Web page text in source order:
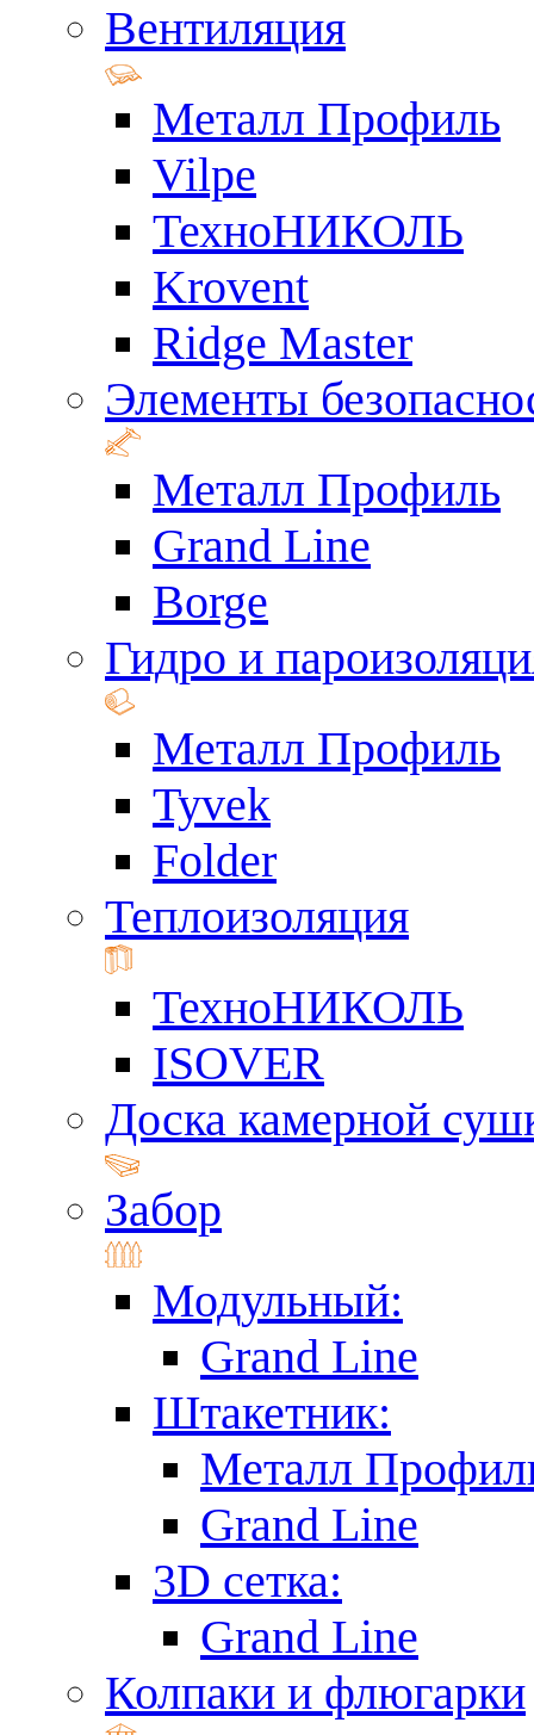
Вентиляция
Металл Профиль
Vilpe
ТехноНИКОЛЬ
Krovent
Ridge Master
Элементы
Металл Профиль
Grand Line
Borge
Гидро и
Металл Профиль
Tyvek
Folder
Теплоизоляция
ТехноНИКОЛЬ
ISOVER
Доска камерной
Забор
Модульный:
Grand Line
Штакетник:
Металл
Grand Line
3D сетка:
Grand Line
Колпаки и флюгарки